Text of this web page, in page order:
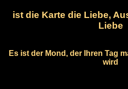
ist die Karte die Liebe,
Liebe
Es ist der Mond, der Ihren Tag
wird